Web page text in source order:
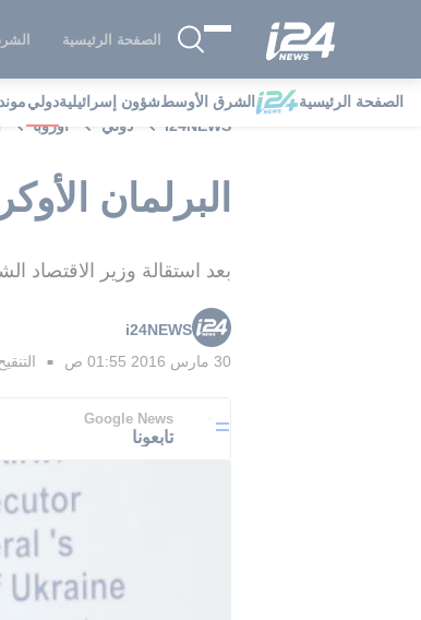
الصفحة الرئيسية
الصفحة الرئيسية الشرق الأوسطشؤون إسرائيليةدولي
i24NEWS
دولي أوروبا
البرلمان
بعد استقالة وزير الاقتصاد
i24NEWS
30 مارس 2016 01:55 ص
■
Google News
تابعونا